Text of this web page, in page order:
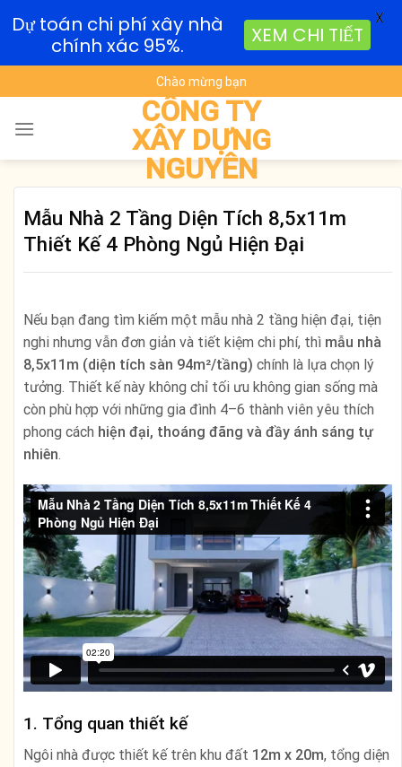
to
content
Chào mừng bạn
CÔNG TY
XÂY DỰNG
NGUYÊN
Mẫu Nhà 2 Tầng Diện Tích 8,5x11m
Thiết Kế 4 Phòng Ngủ Hiện Đại
Nếu bạn đang tìm kiếm một mẫu nhà 2 tầng hiện đại, tiện
nghi nhưng vẫn đơn giản và tiết kiệm chi phí, thì mẫu nhà
8,5x11m (diện tích sàn 94m²/tầng) chính là lựa chọn lý
tưởng. Thiết kế này không chỉ tối ưu không gian sống mà
còn phù hợp với những gia đình 4–6 thành viên yêu thích
phong cách hiện đại, thoáng đãng và đầy ánh sáng tự
nhiên.
1. Tổng quan thiết kế
Ngôi nhà được thiết kế trên khu đất 12m x 20m, tổng diện
Dự toán chi phí xây nhà
chính xác 95%.
XEM CHI TIẾT
X